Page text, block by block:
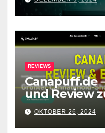
REVIEWS
Canapuff.de
und Review
OKTOBER 26, 2024